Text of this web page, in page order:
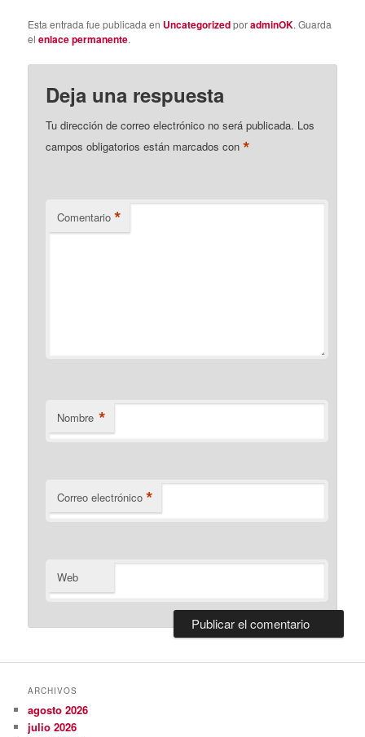
Esta entrada fue publicada en UncategorizedporadminOK. Guarda
elenlace permanente.
Deja una respuesta
Tu dirección de correo electrónico no será publicada. Los
campos obligatorios están marcados con*
Comentario *
Nombre *
Correo electrónico *
Web
ARCHIVOS
agosto 2026
julio 2026